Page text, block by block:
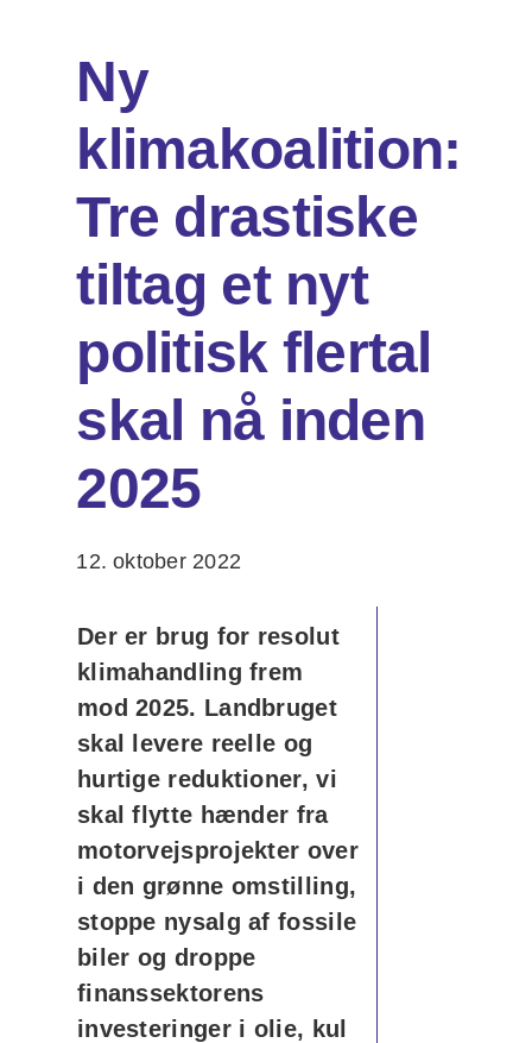
DA
EN
efter:
Ny
klimakoalition:
Tre drastiske
tiltag et nyt
politisk flertal
skal nå inden
2025
12. oktober 2022
Der er brug for resolut
klimahandling frem
mod 2025. Landbruget
skal levere reelle og
hurtige reduktioner, vi
skal flytte hænder fra
motorvejsprojekter over
i den grønne omstilling,
stoppe nysalg af fossile
biler og droppe
finanssektorens
investeringer i olie, kul